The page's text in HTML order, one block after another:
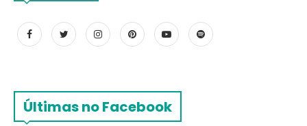
Últimas no Facebook